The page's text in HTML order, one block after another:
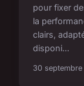
pour fixer
la
clairs,
disponi...
30